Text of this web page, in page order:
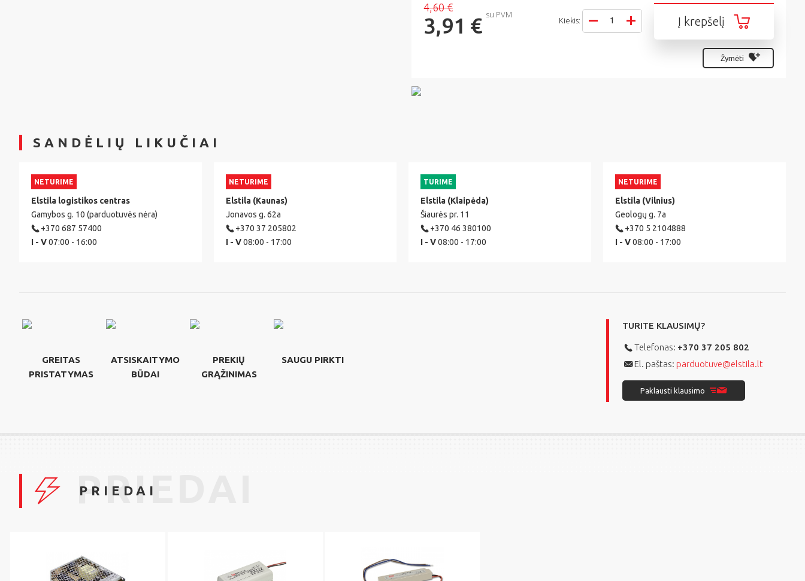
4,60 €
3,91 € su PVM
Į krepšelį
Kiekis:
Žymėti
SANDĖLIŲ LIKUČIAI
NETURIME
Elstila logistikos centras
Gamybos g. 10 (parduotuvės nėra)
+370 687 57400
I - V07:00 - 16:00
NETURIME
Elstila (Kaunas)
Jonavos g. 62a
+370 37 205802
I - V08:00 - 17:00
TURIME
Elstila (Klaipėda)
Šiaurės pr. 11
+370 46 380100
I - V08:00 - 17:00
NETURIME
Elstila (Vilnius)
Geologų g. 7a
+370 5 2104888
I - V08:00 - 17:00
GREITAS
PRISTATYMAS
ATSISKAITYMO
BŪDAI
PREKIŲ
GRĄŽINIMAS
SAUGU PIRKTI
TURITE KLAUSIMŲ?
Telefonas: +370 37 205 802
El. paštas: parduotuve@elstila.lt
Paklausti klausimo
PRIEDAI
PRIEDAI